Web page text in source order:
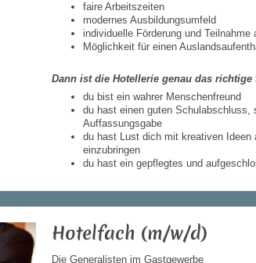
faire Arbeitszeiten
modernes Ausbildungsumfeld
individuelle Förderung und Teilnahme
Möglichkeit für einen
Dann ist die Hotellerie genau das richtige
du bist ein wahrer Menschenfreund
du hast einen guten Schulabschluss,
Auffassungsgabe
du hast Lust dich mit kreativen
einzubringen
du hast ein gepflegtes und
Hotelfach (m/w/d)
Die Generalisten im Gastgewerbe